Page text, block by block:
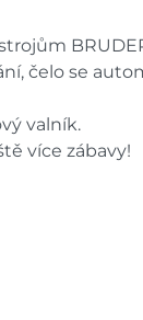
čelo se
valník.
více zábavy!